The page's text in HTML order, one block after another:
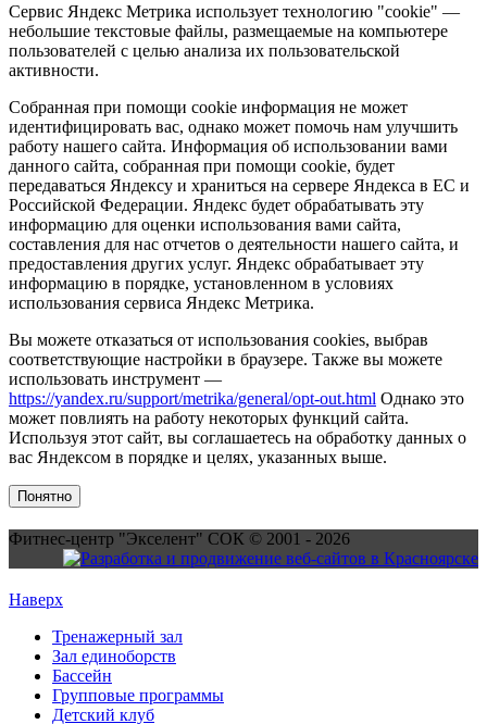
Сервис Яндекс Метрика использует технологию "cookie" —
небольшие текстовые файлы, размещаемые на компьютере
пользователей с целью анализа их пользовательской
активности.
Собранная при помощи cookie информация не может
идентифицировать вас, однако может помочь нам улучшить
работу нашего сайта. Информация об использовании вами
данного сайта, собранная при помощи cookie, будет
передаваться Яндексу и храниться на сервере Яндекса в ЕС и
Российской Федерации. Яндекс будет обрабатывать эту
информацию для оценки использования вами сайта,
составления для нас отчетов о деятельности нашего сайта, и
предоставления других услуг. Яндекс обрабатывает эту
информацию в порядке, установленном в условиях
использования сервиса Яндекс Метрика.
Вы можете отказаться от использования cookies, выбрав
соответствующие настройки в браузере. Также вы можете
использовать инструмент —
https://yandex.ru/support/metrika/general/opt-out.html Однако это
может повлиять на работу некоторых функций сайта.
Используя этот сайт, вы соглашаетесь на обработку данных о
вас Яндексом в порядке и целях, указанных выше.
Понятно
Фитнес-центр "Экселент" СОК © 2001 - 2026
Наверх
Тренажерный зал
Зал единоборств
Бассейн
Групповые программы
Детский клуб